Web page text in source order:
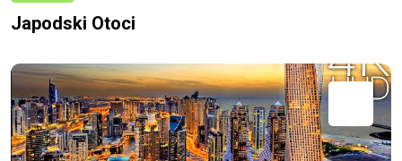
Japodski Otoci